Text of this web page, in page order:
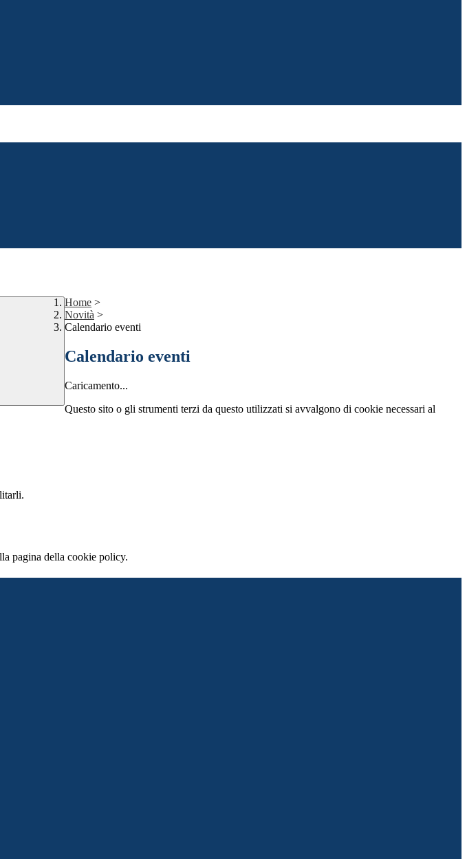
Home >
Novità >
Calendario eventi
Calendario eventi
Caricamento...
Questo sito o gli strumenti terzi da questo utilizzati si avvalgono di cookie necessari al
pagina della cookie policy.